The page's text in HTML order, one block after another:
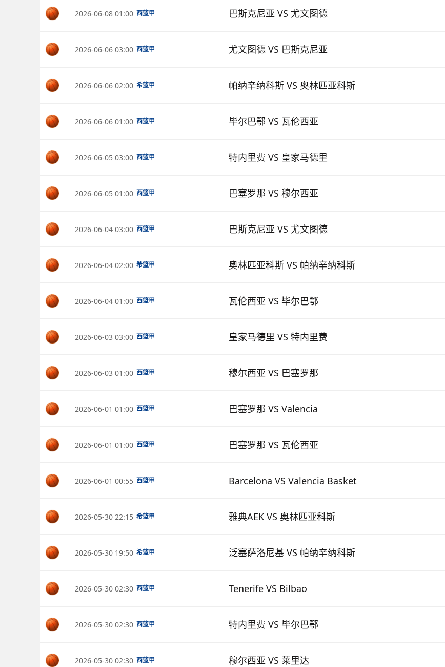
2026-06-08 01:00 西篮甲 巴斯克尼亚 VS 尤文图德
2026-06-06 03:00 西篮甲 尤文图德 VS 巴斯克尼亚
2026-06-06 02:00 希篮甲 帕纳辛纳科斯 VS 奥林匹亚科斯
2026-06-06 01:00 西篮甲 毕尔巴鄂 VS 瓦伦西亚
2026-06-05 03:00 西篮甲 特内里费 VS 皇家马德里
2026-06-05 01:00 西篮甲 巴塞罗那 VS 穆尔西亚
2026-06-04 03:00 西篮甲 巴斯克尼亚 VS 尤文图德
2026-06-04 02:00 希篮甲 奥林匹亚科斯 VS 帕纳辛纳科斯
2026-06-04 01:00 西篮甲 瓦伦西亚 VS 毕尔巴鄂
2026-06-03 03:00 西篮甲 皇家马德里 VS 特内里费
2026-06-03 01:00 西篮甲 穆尔西亚 VS 巴塞罗那
2026-06-01 01:00 西篮甲 巴塞罗那 VS Valencia
2026-06-01 01:00 西篮甲 巴塞罗那 VS 瓦伦西亚
2026-06-01 00:55 西篮甲 Barcelona VS Valencia Basket
2026-05-30 22:15 希篮甲 雅典AEK VS 奥林匹亚科斯
2026-05-30 19:50 希篮甲 泛塞萨洛尼基 VS 帕纳辛纳科斯
2026-05-30 02:30 西篮甲 Tenerife VS Bilbao
2026-05-30 02:30 西篮甲 特内里费 VS 毕尔巴鄂
2026-05-30 02:30 西篮甲 穆尔西亚 VS 莱里达